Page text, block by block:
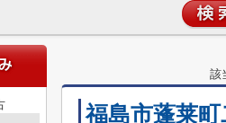
該
福島市蓬莱